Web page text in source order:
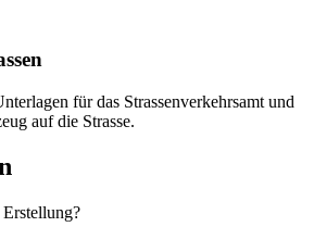
für das Strassenverkehrsamt und
auf die Strasse.